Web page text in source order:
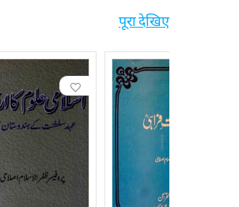
पूरा देखिए